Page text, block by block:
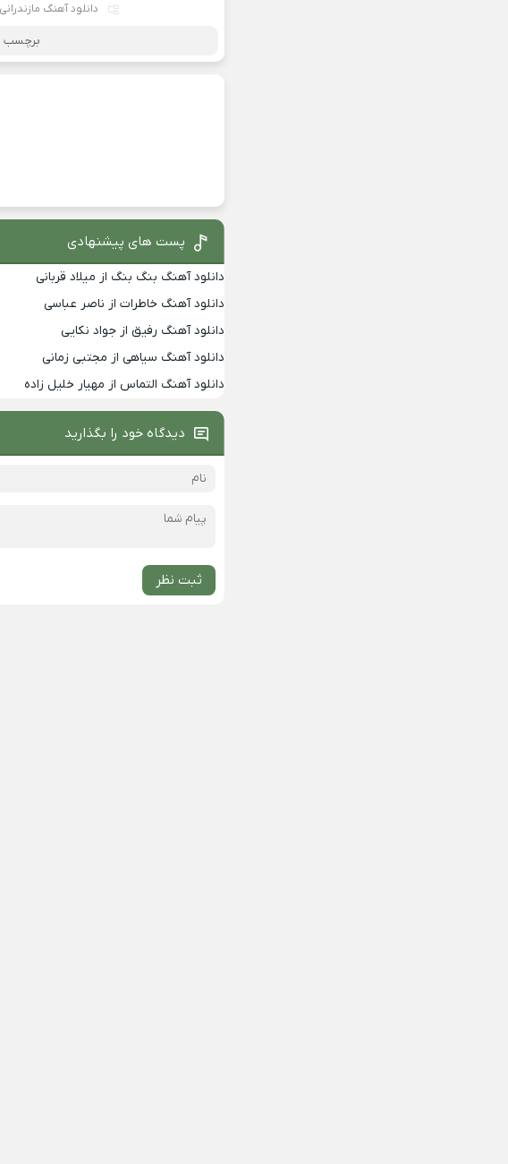
دانلود آهنگ مازندرانی
برچسب
پست های پیشنهادی
دانلود آهنگ بنگ بنگ از میلاد قربانی
دانلود آهنگ خاطرات از ناصر عباسی
دانلود آهنگ رفیق از جواد نکایی
دانلود آهنگ سیاهی از مجتبی زمانی
دانلود آهنگ التماس از مهیار خلیل زاده
دیدگاه خود را بگذارید
ثبت نظر